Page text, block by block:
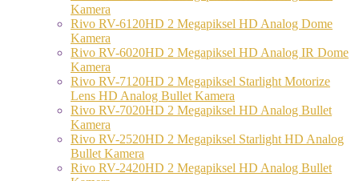
Kamera
Rivo RV-6120HD 2 Megapiksel HD Analog Dome
Kamera
Rivo RV-6020HD 2 Megapiksel HD Analog IR Dome
Kamera
Rivo RV-7120HD 2 Megapiksel Starlight Motorize
Lens HD Analog Bullet Kamera
Rivo RV-7020HD 2 Megapiksel HD Analog Bullet
Kamera
Rivo RV-2520HD 2 Megapiksel Starlight HD Analog
Bullet Kamera
Rivo RV-2420HD 2 Megapiksel HD Analog Bullet